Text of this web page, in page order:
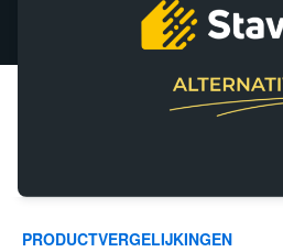
PRODUCTVERGELIJKINGEN